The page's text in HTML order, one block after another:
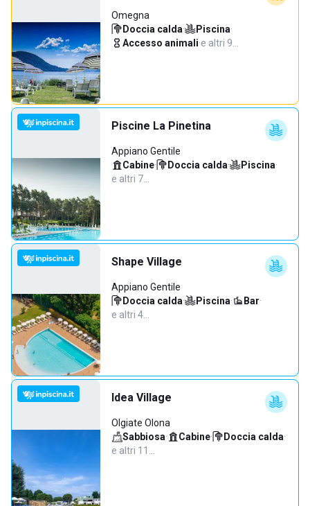
Omegna
Doccia calda· Piscina·
Accesso animali·e altri 9…
Piscine La Pinetina
Appiano Gentile
Cabine· Doccia calda· Piscina·
e altri 7…
Shape Village
Appiano Gentile
Doccia calda· Piscina· Bar·
e altri 4…
Idea Village
Olgiate Olona
Sabbiosa· Cabine· Doccia calda·
e altri 11…